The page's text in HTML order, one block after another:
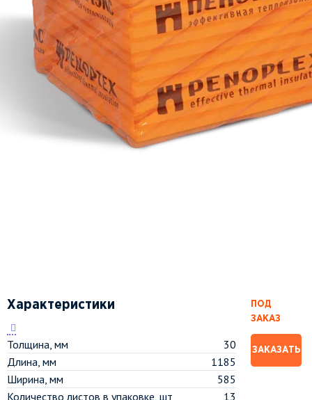
Характеристики
Толщина, мм
30
Длина, мм
1185
Ширина, мм
585
Количество листов в упаковке, шт
13
ПОД
ЗАКАЗ
ЗАКАЗАТЬ